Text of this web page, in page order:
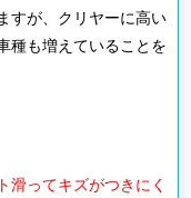
すが、クリヤーに高い
種も増えていることを
滑ってキズがつきにく